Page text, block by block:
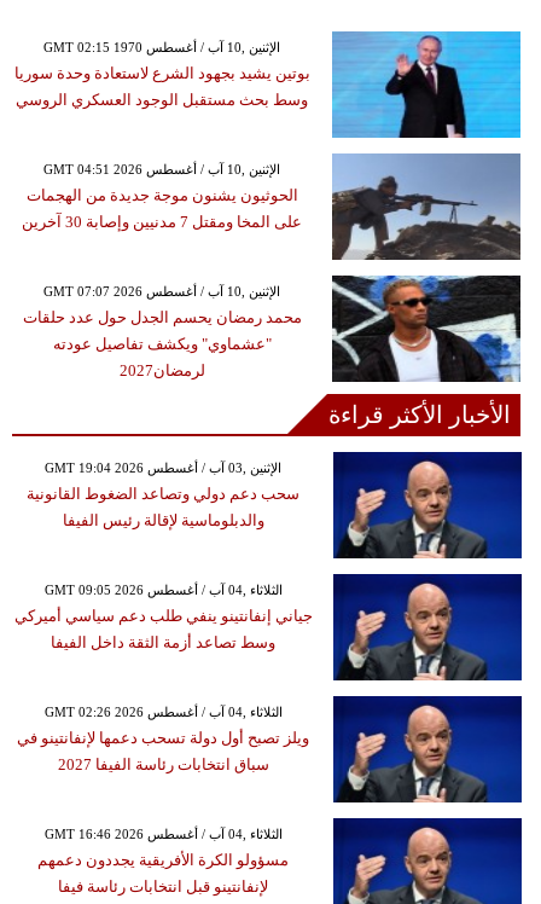
GMT 02:15 1970 الإثنين ,10 آب / أغسطس
بوتين يشيد بجهود الشرع لاستعادة وحدة سوريا
وسط بحث مستقبل الوجود العسكري الروسي
GMT 04:51 2026 الإثنين ,10 آب / أغسطس
الحوثيون يشنون موجة جديدة من الهجمات
على المخا ومقتل 7 مدنيين وإصابة 30 آخرين
GMT 07:07 2026 الإثنين ,10 آب / أغسطس
محمد رمضان يحسم الجدل حول عدد حلقات
"عشماوي" ويكشف تفاصيل عودته
لرمضان2027
الأخبار الأكثر قراءة
GMT 19:04 2026 الإثنين ,03 آب / أغسطس
سحب دعم دولي وتصاعد الضغوط القانونية
والدبلوماسية لإقالة رئيس الفيفا
GMT 09:05 2026 الثلاثاء ,04 آب / أغسطس
جياني إنفانتينو ينفي طلب دعم سياسي أميركي
وسط تصاعد أزمة الثقة داخل الفيفا
GMT 02:26 2026 الثلاثاء ,04 آب / أغسطس
ويلز تصبح أول دولة تسحب دعمها لإنفانتينو في
سباق انتخابات رئاسة الفيفا 2027
GMT 16:46 2026 الثلاثاء ,04 آب / أغسطس
مسؤولو الكرة الأفريقية يجددون دعمهم
لإنفانتينو قبل انتخابات رئاسة فيفا